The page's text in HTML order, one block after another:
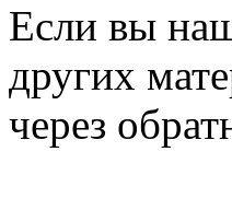
Если вы
других
через